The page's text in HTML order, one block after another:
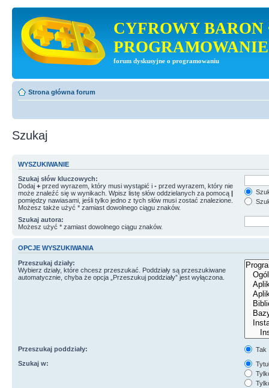
CYFROWY BARON
PROGRAMOWANIE
forum dyskusyjne o programowaniu
Strona główna forum
Szukaj
WYSZUKIWANIE
Szukaj słów kluczowych:
Dodaj + przed wyrazem, który musi wystąpić i - przed wyrazem, który nie
może znaleźć się w wynikach. Wpisz listę słów oddzielanych za pomocą |
pomiędzy nawiasami, jeśli tylko jedno z tych słów musi zostać znalezione.
Możesz także użyć * zamiast dowolnego ciągu znaków.
Szukaj autora:
Możesz użyć * zamiast dowolnego ciągu znaków.
OPCJE WYSZUKIWANIA
Przeszukaj działy:
Wybierz działy, które chcesz przeszukać. Poddziały są przeszukiwane
automatycznie, chyba że opcja „Przeszukuj poddziały” jest wyłączona.
Przeszukaj poddziały:
Tak
Szukaj w: